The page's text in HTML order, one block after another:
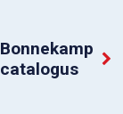
Bonnekamp
catalogus